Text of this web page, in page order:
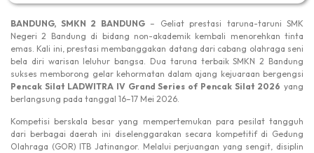
BANDUNG, SMKN 2 BANDUNG– Geliat prestasi taruna-taruni SMK
Negeri 2 Bandung di bidang non-akademik kembali menorehkan tinta
emas. Kali ini, prestasi membanggakan datang dari cabang olahraga seni
bela diri warisan leluhur bangsa. Dua taruna terbaik SMKN 2 Bandung
sukses memborong gelar kehormatan dalam ajang kejuaraan bergengsi
Pencak Silat LADWITRA IV Grand Series of Pencak Silat 2026 yang
berlangsung pada tanggal 16–17 Mei 2026.
Kompetisi berskala besar yang mempertemukan para pesilat tangguh
dari berbagai daerah ini diselenggarakan secara kompetitif di Gedung
Olahraga (GOR) ITB Jatinangor. Melalui perjuangan yang sengit, disiplin